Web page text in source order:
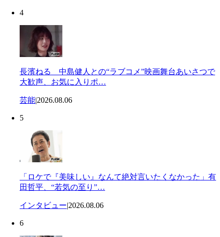
4
長濱ねる 中島健人との“ラブコメ”映画舞台あいさつで
大歓声、お気に入りポ…
芸能|2026.08.06
5
「ロケで『美味しい』なんて絶対言いたくなかった」有
田哲平、“若気の至り”…
インタビュー|2026.08.06
6